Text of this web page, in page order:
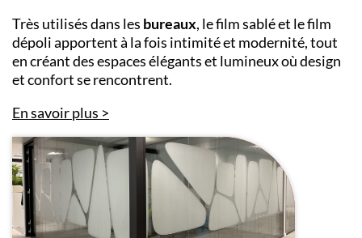
Très utilisés dans les bureaux, le film sablé et le film
dépoli apportent à la fois intimité et modernité, tout
en créant des espaces élégants et lumineux où design
et confort se rencontrent.
En savoir plus